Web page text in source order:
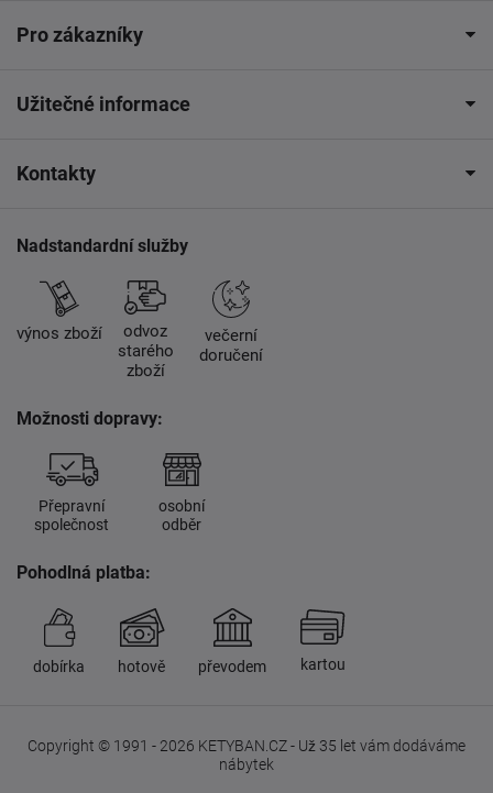
Pro zákazníky
Užitečné informace
Kontakty
Nadstandardní služby
výnos zboží
odvoz
starého
zboží
večerní
doručení
Možnosti dopravy:
Přepravní
společnost
osobní
odběr
Pohodlná platba:
dobírka hotově převodem kartou
Copyright © 1991 - 2026 KETYBAN.CZ - Už 35 let vám dodáváme
nábytek